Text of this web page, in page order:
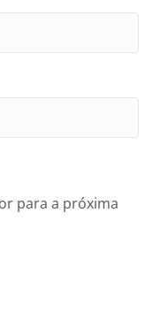
para a próxima